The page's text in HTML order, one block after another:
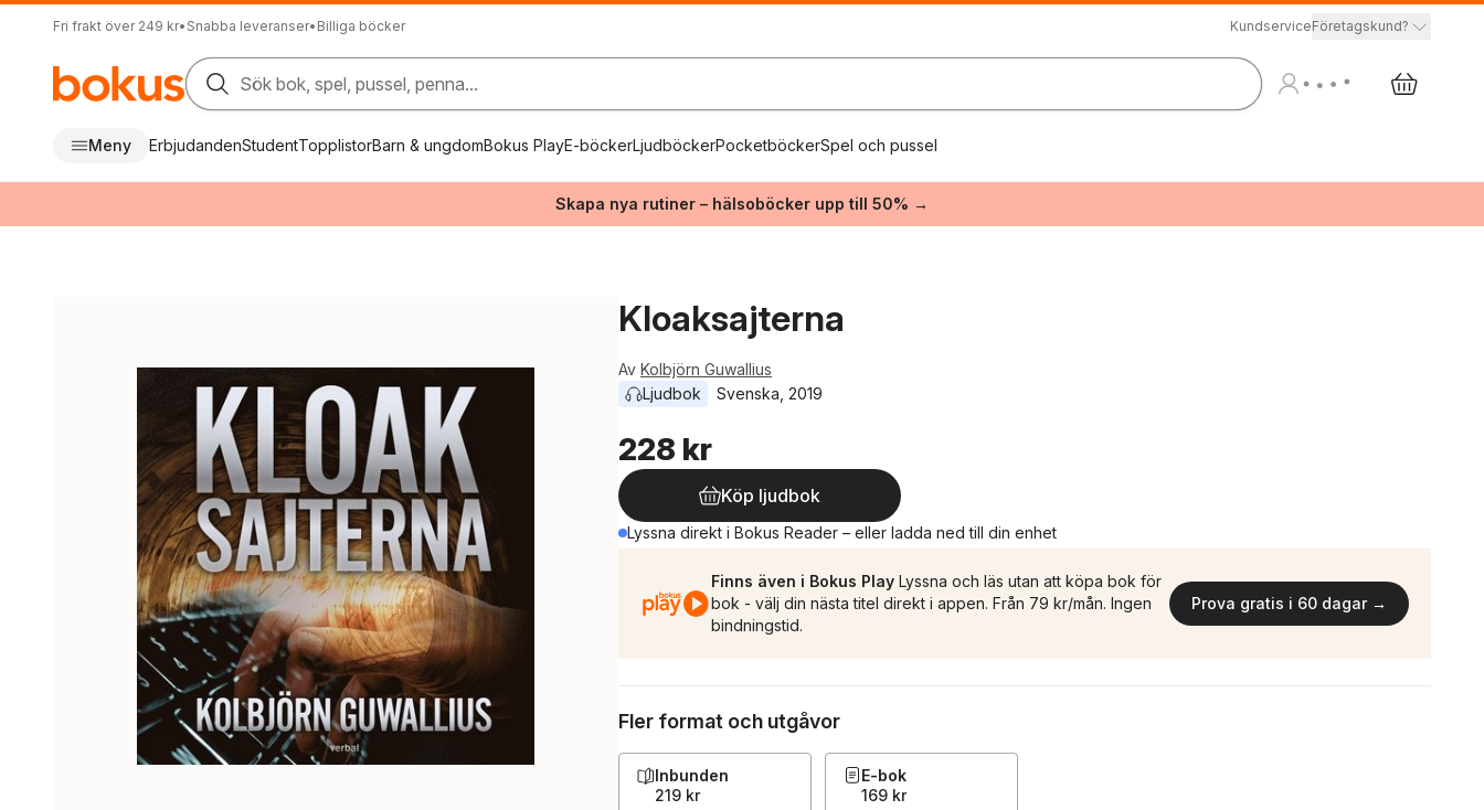
Fri frakt över 249 kr• Snabba leveranser• Billiga böcker KundserviceFöretagskund?
Sök bok, spel, pussel, penna...
Meny ErbjudandenStudentTopplistorBarn & ungdomBokus PlayE-böckerLjudböckerPocketböckerSpel och pussel
Skapa nya rutiner – hälsoböcker upp till 50% →
Kloaksajterna
Av Kolbjörn Guwallius
Ljudbok
Svenska 2019
228 kr
Köp ljudbok
Lyssna direkt i Bokus Reader – eller ladda ned till din enhet
Finns även i Bokus Play Lyssna och läs utan att köpa bok för
bok - välj din nästa titel direkt i appen. Från 79 kr/mån. Ingen
bindningstid.
Prova gratis i 60 dagar →
Fler format och utgåvor
Inbunden
219 kr
E-bok
169 kr